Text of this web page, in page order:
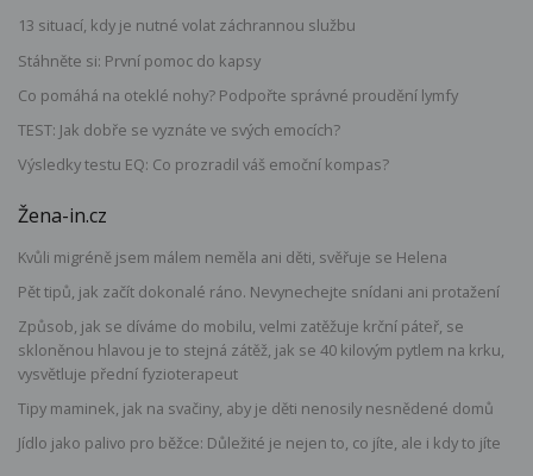
13 situací, kdy je nutné volat záchrannou službu
Stáhněte si: První pomoc do kapsy
Co pomáhá na oteklé nohy? Podpořte správné proudění lymfy
TEST: Jak dobře se vyznáte ve svých emocích?
Výsledky testu EQ: Co prozradil váš emoční kompas?
Žena-in.cz
Kvůli migréně jsem málem neměla ani děti, svěřuje se Helena
Pět tipů, jak začít dokonalé ráno. Nevynechejte snídani ani protažení
Způsob, jak se díváme do mobilu, velmi zatěžuje krční páteř, se
skloněnou hlavou je to stejná zátěž, jak se 40 kilovým pytlem na krku,
vysvětluje přední fyzioterapeut
Tipy maminek, jak na svačiny, aby je děti nenosily nesnědené domů
Jídlo jako palivo pro běžce: Důležité je nejen to, co jíte, ale i kdy to jíte